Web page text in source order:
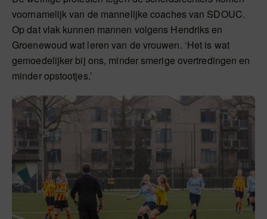
voornamelijk van de mannelijke coaches van SDOUC.
Op dat vlak kunnen mannen volgens Hendriks en
Groenewoud wat leren van de vrouwen. ‘Het is wat
gemoedelijker bij ons, minder smerige overtredingen en
minder opstootjes.’